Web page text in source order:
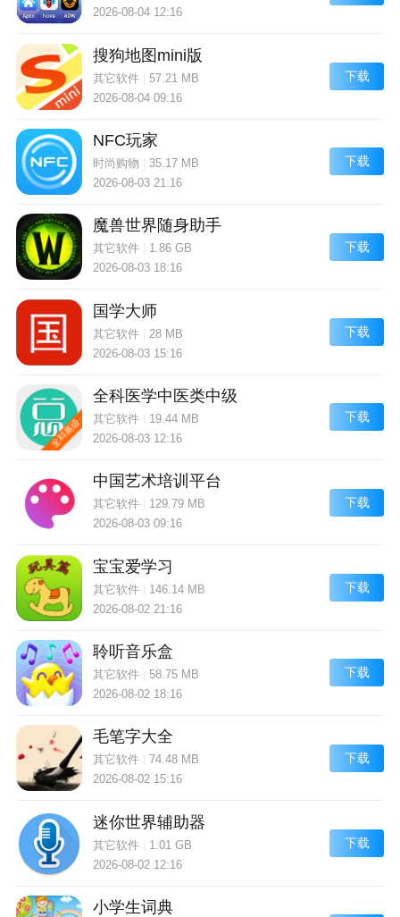
2026-08-04 12:16
搜狗地图mini版
其它软件| 57.21 MB
2026-08-04 09:16
下载
NFC玩家
时尚购物
35.17 MB
2026-08-03 21:16
下载
魔兽世界随身助手
其它软件| 1.86 GB
2026-08-03 18:16
下载
国学大师
其它软件| 28 MB
2026-08-03 15:16
下载
全科医学中医类中级
其它软件| 19.44 MB
2026-08-03 12:16
下载
中国艺术培训平台
其它软件| 129.79 MB
2026-08-03 09:16
下载
宝宝爱学习
其它软件| 146.14 MB
2026-08-02 21:16
下载
聆听音乐盒
其它软件| 58.75 MB
2026-08-02 18:16
下载
毛笔字大全
其它软件| 74.48 MB
2026-08-02 15:16
下载
迷你世界辅助器
其它软件| 1.01 GB
2026-08-02 12:16
下载
小学生词典